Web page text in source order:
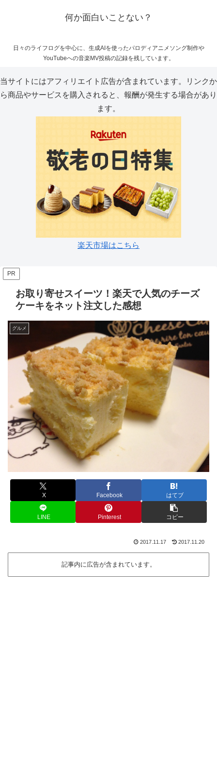
何か面白いことない？
日々のライフログを中心に、生成AIを使ったパロディアニメソング制作や
YouTubeへの音楽MV投稿の記録を残しています。
当サイトにはアフィリエイト広告が含まれています。リンクか
ら商品やサービスを購入されると、報酬が発生する場合があり
ます。
楽天市場はこちら
PR
お取り寄せスイーツ！楽天で人気のチーズ
ケーキをネット注文した感想
グルメ
X Facebook はてブ
LINE Pinterest コピー
2017.11.17 2017.11.20
記事内に広告が含まれています。